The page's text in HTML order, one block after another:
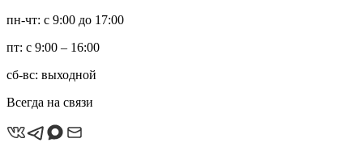
пн-чт: с 9:00 до 17:00
пт: с 9:00 – 16:00
сб-вс: выходной
Всегда на связи